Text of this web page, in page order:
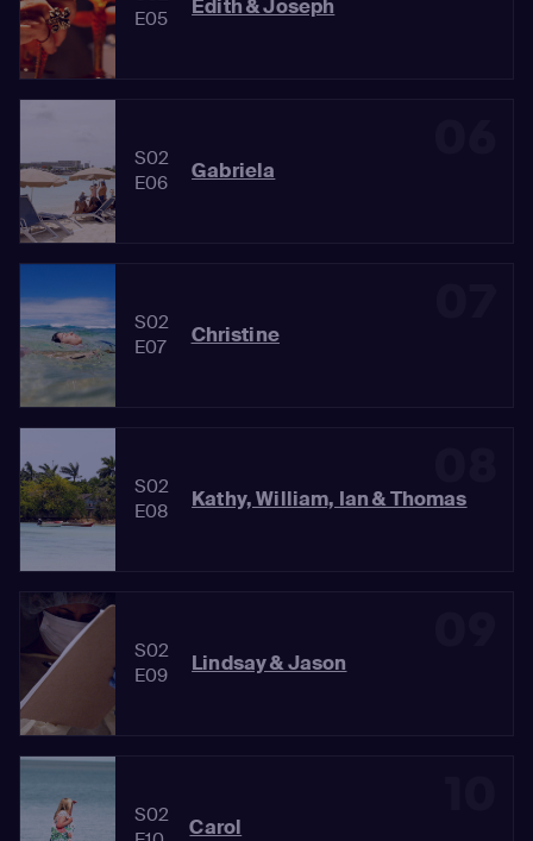
E05
Edith & Joseph
S02
E06
Gabriela
S02
E07
Christine
S02
E08
Kathy, William, Ian & Thomas
S02
E09
Lindsay & Jason
S02
Carol